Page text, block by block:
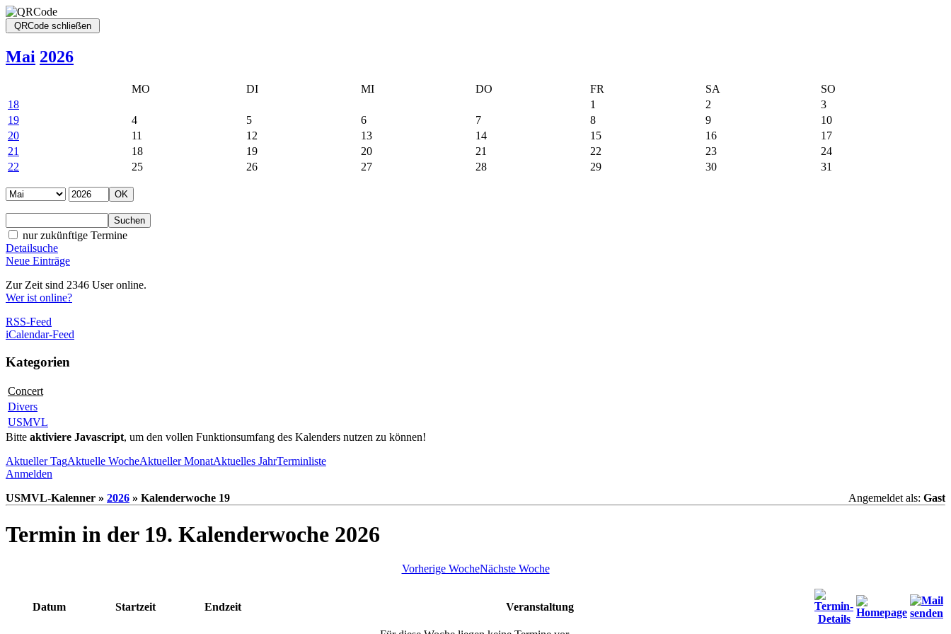
Mai 2026
MO DI MI DO FR SA
SO
18
1 2
3
19
4 5 6 7 8 9
10
20
11 12 13 14 15 16
17
21
18 19 20 21 22 23
24
22
25 26 27 28 29 30 31
nur zukünftige Termine
Detailsuche
Neue Einträge
Zur Zeit sind 2346 User online.
Wer ist online?
RSS-Feed
iCalendar-Feed
Kategorien
Concert
Divers
USMVL
Bitte aktiviere Javascript, um den vollen Funktionsumfang des Kalenders nutzen zu können!
Aktueller TagAktuelle WocheAktueller MonatAktuelles JahrTerminliste
Anmelden
USMVL-Kalenner » 2026 » Kalenderwoche 19 Angemeldet als: Gast
Termin in der 19. Kalenderwoche 2026
Vorherige WocheNächste Woche
Datum Startzeit Endzeit Veranstaltung